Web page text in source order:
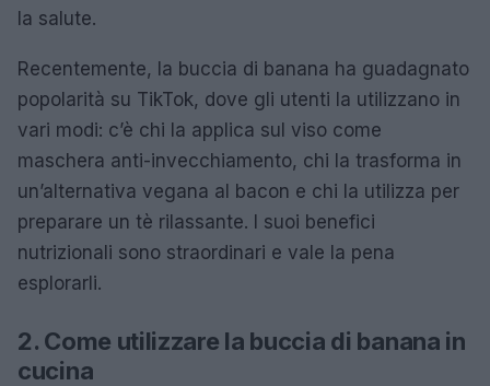
la salute.
Recentemente, la buccia di banana ha guadagnato
popolarità su TikTok, dove gli utenti la utilizzano in
vari modi: c’è chi la applica sul viso come
maschera anti-invecchiamento, chi la trasforma in
un’alternativa vegana al bacon e chi la utilizza per
preparare un tè rilassante. I suoi benefici
nutrizionali sono straordinari e vale la pena
esplorarli.
2. Come utilizzare la buccia di banana in
cucina